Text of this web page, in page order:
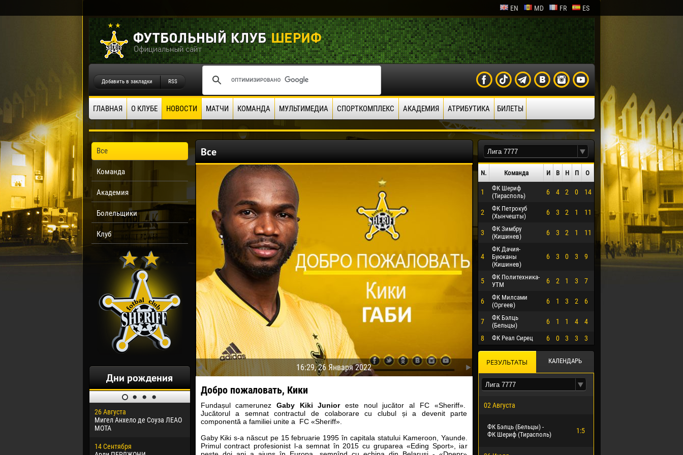
EN MD FR ES
Добавить в закладки RSS
ГЛАВНАЯ О КЛУБЕ НОВОСТИ МАТЧИ КОМАНДА МУЛЬТИМЕДИА СПОРТКОМПЛЕКС АКАДЕМИЯ АТРИБУТИКА БИЛЕТЫ
Все
Команда
Академия
Болельщики
Клуб
Дни рождения
26 Августа
Мигел Анхело де Соуза ЛЕАО
МОТА
14 Сентября
30 Января
Дорасо Морео КЛАС
24 Февраля
Владислав КОСТИН
04 Мая
Всеволод НИХАЕВ
13 Мая
Ренат ЖОСАН
17 Июля
Жаир Амет МОДЕЛО ЭРРЕРА
21 Июля
Эмиль ТЫМБУР
Все
16:29, 26 Января 2022
Добро пожаловать, Кики
Fundașul camerunez Gaby Kiki Junioreste noul jucător al FC «Sheriff».
Jucătorul a semnat contractul de colaborare cu clubul și a devenit parte
componentă a familiei unite a FC «Sheriff».
Gaby Kiki s-a născut pe 15 februarie 1995 în capitala statului Kameroon, Yaunde.
Primul contract profesionist l-a semnat în 2015 cu gruparea «Eding Sport», iar
N. Команда И В Н П О
1
ФК Шериф
(Тирасполь)
6 4 2 0 14
2
ФК Петрокуб
(Хынчешты)
6 3 2 1 11
3
ФК Зимбру
(Кишинев)
6 3 2 1 11
4
ФК Дачия-
Буюканы
(Кишинев)
6 3 0 3 9
5
ФК Политехника-
УТМ
6 2 1 3 7
6
ФК Милсами
(Оргеев)
6 1 3 2 6
7
ФК Бэлць
(Бельцы)
6 1 1 4 4
8 ФК Реал Сирец 6 0 3 3 3
РЕЗУЛЬТАТЫ КАЛЕНДАРЬ
02 Августа
ФК Бэлць (Бельцы) -
ФК Шериф (Тирасполь)
1:5